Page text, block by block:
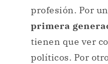
profesión. Por
primera
tienen que ver
políticos. Por